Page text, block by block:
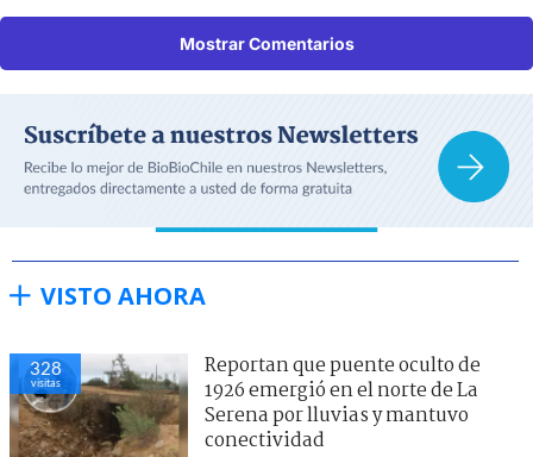
Mostrar Comentarios
VISTO AHORA
328
visitas
Reportan que puente oculto de
1926 emergió en el norte de La
Serena por lluvias y mantuvo
conectividad